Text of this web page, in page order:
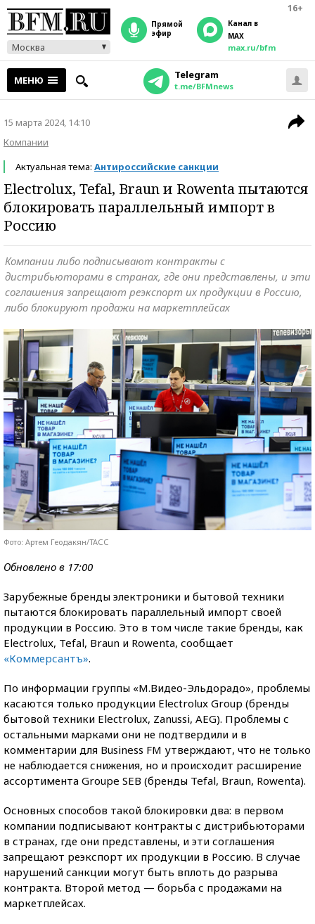
16+
Москва
прямой
эфир
Канал в
MAX
max.ru/bfm
МЕНЮ Telegram
t.me/BFMnews
15 марта 2024, 14:10
Компании
Актуальная тема: Антироссийские санкции
Electrolux, Tefal, Braun и Rowenta пытаются
блокировать параллельный импорт в
Россию
Компании либо подписывают контракты с
дистрибьюторами в странах, где они представлены, и эти
соглашения запрещают реэкспорт их продукции в Россию,
либо блокируют продажи на маркетплейсах
Фото: Артем Геодакян/ТАСС
Обновлено в 17:00
Зарубежные бренды электроники и бытовой техники
пытаются блокировать параллельный импорт своей
продукции в Россию. Это в том числе такие бренды, как
Electrolux, Tefal, Braun и Rowenta, сообщает
«Коммерсантъ».
По информации группы «М.Видео-Эльдорадо», проблемы
касаются только продукции Electrolux Group (бренды
бытовой техники Electrolux, Zanussi, AEG). Проблемы с
остальными марками они не подтвердили и в
комментарии для Business FM утверждают, что не только
не наблюдается снижения, но и происходит расширение
ассортимента Groupe SEB (бренды Tefal, Braun, Rowenta).
Основных способов такой блокировки два: в первом
компании подписывают контракты с дистрибьюторами
в странах, где они представлены, и эти соглашения
запрещают реэкспорт их продукции в Россию. В случае
нарушений санкции могут быть вплоть до разрыва
контракта. Второй метод — борьба с продажами на
маркетплейсах.